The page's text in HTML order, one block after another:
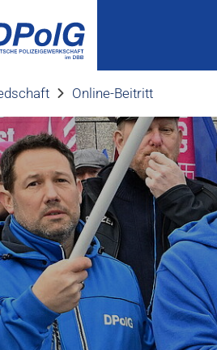
Online-Beitritt